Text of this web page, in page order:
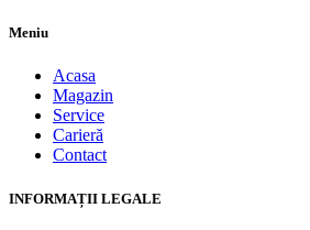
Meniu
Acasa
Magazin
Service
Carieră
Contact
INFORMAȚII LEGALE